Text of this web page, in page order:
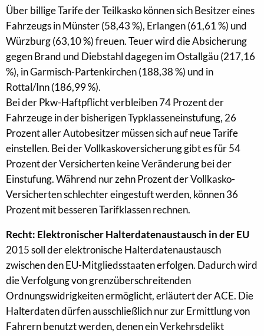
Über billige Tarife der Teilkasko können sich Besitzer eines
Fahrzeugs in Münster (58,43 %), Erlangen (61,61 %) und
Würzburg (63,10 %) freuen. Teuer wird die Absicherung
gegen Brand und Diebstahl dagegen im Ostallgäu (217,16
%), in Garmisch-Partenkirchen (188,38 %) und in
Rottal/Inn (186,99 %).
Bei der Pkw-Haftpflicht verbleiben 74 Prozent der
Fahrzeuge in der bisherigen Typklasseneinstufung, 26
Prozent aller Autobesitzer müssen sich auf neue Tarife
einstellen. Bei der Vollkaskoversicherung gibt es für 54
Prozent der Versicherten keine Veränderung bei der
Einstufung. Während nur zehn Prozent der Vollkasko-
Versicherten schlechter eingestuft werden, können 36
Prozent mit besseren Tarifklassen rechnen.
Recht: Elektronischer Halterdatenaustausch in der EU
2015 soll der elektronische Halterdatenaustausch
zwischen den EU-Mitgliedsstaaten erfolgen. Dadurch wird
die Verfolgung von grenzüberschreitenden
Ordnungswidrigkeiten ermöglicht, erläutert der ACE. Die
Halterdaten dürfen ausschließlich nur zur Ermittlung von
Fahrern benutzt werden, denen ein Verkehrsdelikt